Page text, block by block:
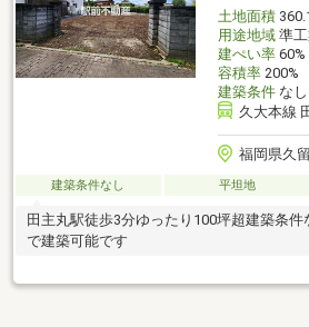
土地面積
用途地域準
建ぺい率60%
容積率200%
建築条件なし
久大本線
福岡県久
建築条件なし 平坦地
田主丸駅徒歩3分ゆったり100坪超建築条
で建築可能です